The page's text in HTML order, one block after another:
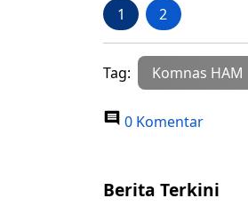
1 2
Tag: Komnas HAM
0 Komentar
Berita Terkini